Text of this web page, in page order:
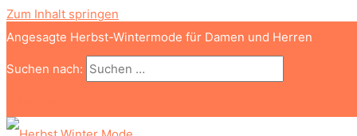
Zum Inhalt springen
Angesagte Herbst-Wintermode für Damen und Herren
Suchen nach: